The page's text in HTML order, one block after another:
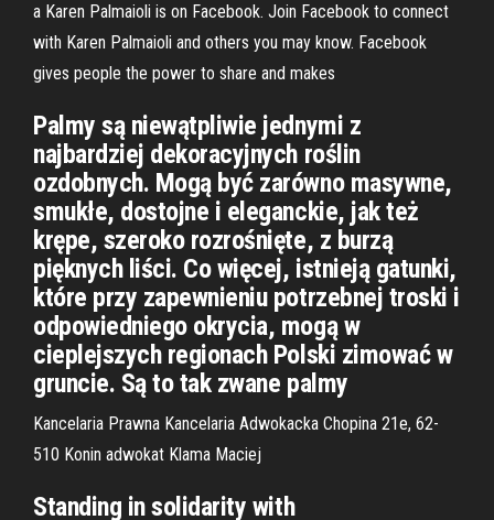
a Karen Palmaioli is on Facebook. Join Facebook to connect
with Karen Palmaioli and others you may know. Facebook
gives people the power to share and makes
Palmy są niewątpliwie jednymi z
najbardziej dekoracyjnych roślin
ozdobnych. Mogą być zarówno masywne,
smukłe, dostojne i eleganckie, jak też
krępe, szeroko rozrośnięte, z burzą
pięknych liści. Co więcej, istnieją gatunki,
które przy zapewnieniu potrzebnej troski i
odpowiedniego okrycia, mogą w
cieplejszych regionach Polski zimować w
gruncie. Są to tak zwane palmy
Kancelaria Prawna Kancelaria Adwokacka Chopina 21e, 62-
510 Konin adwokat Klama Maciej
Standing in solidarity with